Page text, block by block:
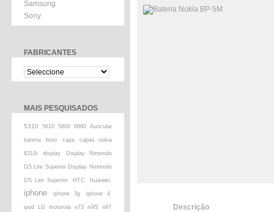
Samsung
Sony
FABRICANTES
MAIS PESQUISADOS
5310 5610 5800 6680 Auricular
bateria boto capa capas nokia
6310i display Display Nintendo
DS Lite Superior Display Nintendo
DS Lite Superior HTC huawei
iphone iphone 3g iphone 4
ipod LG motorola n73 n95 n97 Descrição